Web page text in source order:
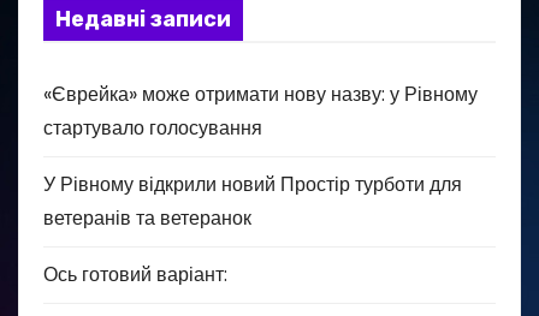
Недавні записи
«Єврейка» може отримати нову назву: у Рівному
стартувало голосування
У Рівному відкрили новий Простір турботи для
ветеранів та ветеранок
Ось готовий варіант: